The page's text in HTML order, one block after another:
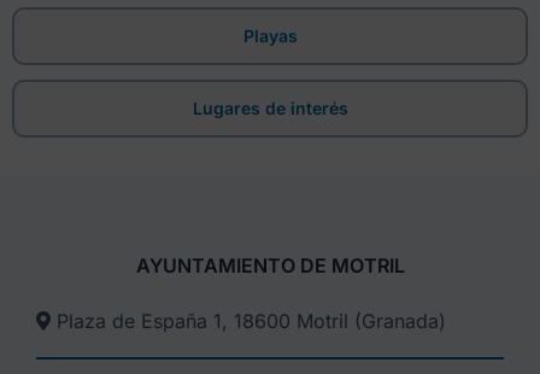
Playas
Lugares de interés
AYUNTAMIENTO DE MOTRIL
Plaza de España 1, 18600 Motril (Granada)​